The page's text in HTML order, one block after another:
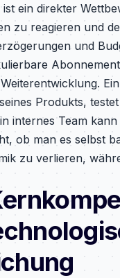
ein direkter
zu reagieren und
und
Produkts,
internes Team
ob man es selbst
zu verlieren,